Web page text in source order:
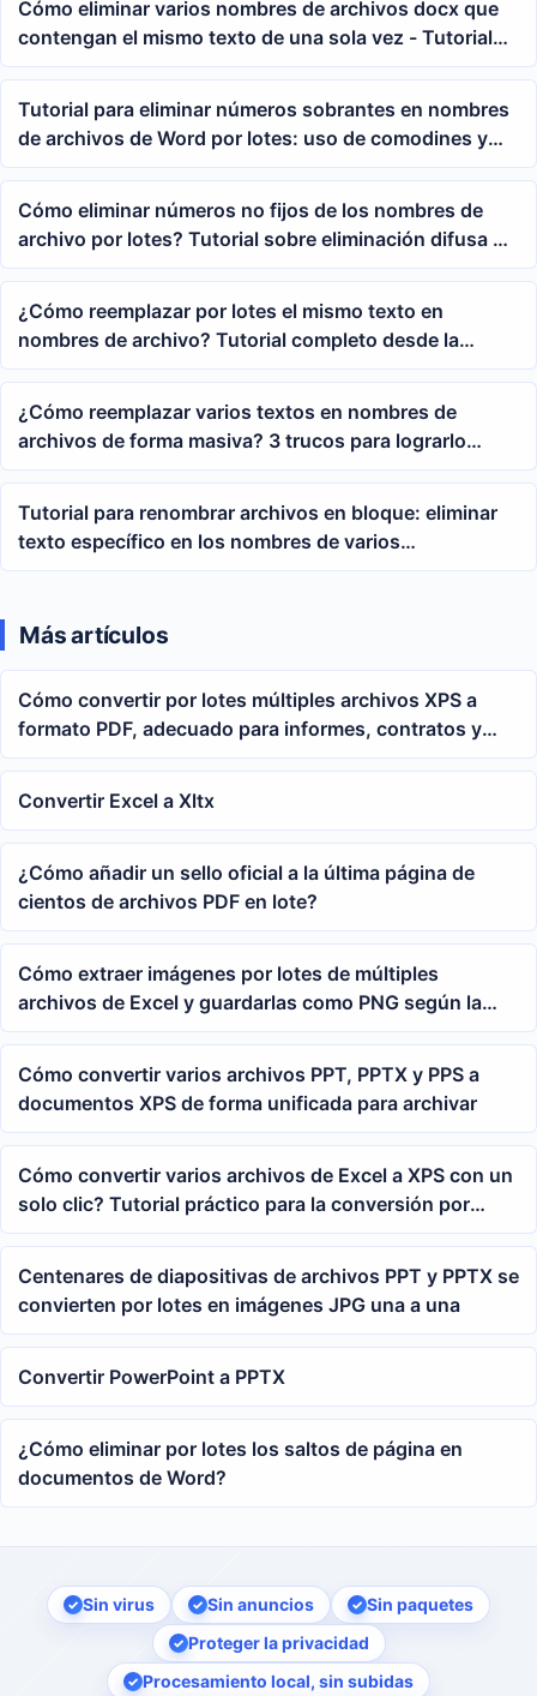
Cómo eliminar varios nombres de archivos docx que
contengan el mismo texto de una sola vez - Tutorial
de limpieza masiva de palabras clave en nombres de
Tutorial para eliminar números sobrantes en nombres
de archivos de Word por lotes: uso de comodines y
expresiones regulares para eliminar palabras clave
Cómo eliminar números no fijos de los nombres de
archivo por lotes? Tutorial sobre eliminación difusa de
palabras clave con expresiones regulares
¿Cómo reemplazar por lotes el mismo texto en
nombres de archivo? Tutorial completo desde la
importación de archivos hasta la configuración de
¿Cómo reemplazar varios textos en nombres de
archivos de forma masiva? 3 trucos para lograrlo
fácilmente
Tutorial para renombrar archivos en bloque: eliminar
texto específico en los nombres de varios
documentos a la vez
Más artículos
Cómo convertir por lotes múltiples archivos XPS a
formato PDF, adecuado para informes, contratos y
archivos
Convertir Excel a Xltx
¿Cómo añadir un sello oficial a la última página de
cientos de archivos PDF en lote?
Cómo extraer imágenes por lotes de múltiples
archivos de Excel y guardarlas como PNG según la
columna de número de serie
Cómo convertir varios archivos PPT, PPTX y PPS a
documentos XPS de forma unificada para archivar
Cómo convertir varios archivos de Excel a XPS con un
solo clic? Tutorial práctico para la conversión por
lotes de tablas xlsx
Centenares de diapositivas de archivos PPT y PPTX se
convierten por lotes en imágenes JPG una a una
Convertir PowerPoint a PPTX
¿Cómo eliminar por lotes los saltos de página en
documentos de Word?
Sin virus Sin anuncios
Sin paquetes
Proteger la privacidad
Procesamiento local, sin subidas